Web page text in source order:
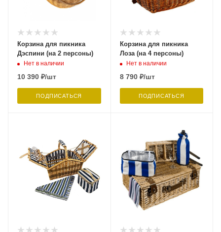
Корзина для пикника
Дэспини (на 2 персоны)
Нет в наличии
10 390 ₽/шт
ПОДПИСАТЬСЯ
Корзина для пикника
Лоза (на 4 персоны)
Нет в наличии
8 790₽/шт
ПОДПИСАТЬСЯ